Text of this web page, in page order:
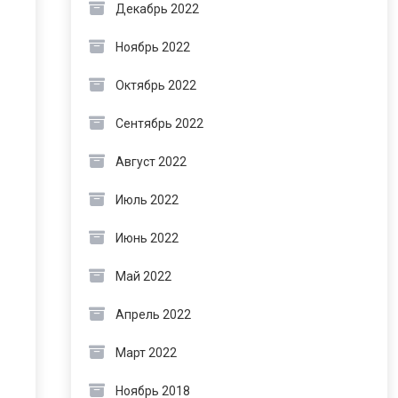
Декабрь 2022
Ноябрь 2022
Октябрь 2022
Сентябрь 2022
Август 2022
Июль 2022
Июнь 2022
Май 2022
Апрель 2022
Март 2022
Ноябрь 2018